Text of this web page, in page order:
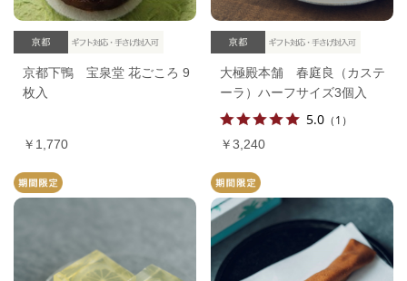
京都下鴨 宝泉堂 花ごころ 9
枚入
￥1,770
大極殿本舗 春庭良（カステ
ーラ）ハーフサイズ3個入
5.0 （1）
￥3,240